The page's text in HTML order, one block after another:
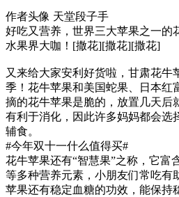
作者头像 天堂段子手
好吃又营养，世界三大苹果之一的
水果界大咖！[撒花][撒花][撒花]
又来给大家安利好货啦，甘肃花牛
季！花牛苹果和美国蛇果、日本红
摘的花牛苹果是脆的，放置几天后
有利于消化，因此许多妈妈都会选
辅食。
#今年双十一什么值得买#
花牛苹果还有“智慧果”之称，它富
等多种营养元素，小朋友们常吃有
苹果还有稳定血糖的功效，能保持